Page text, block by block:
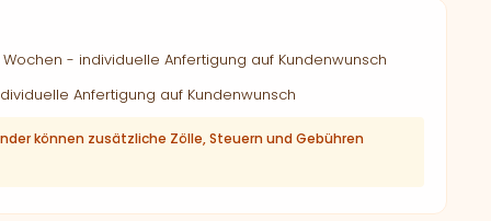
- individuelle Anfertigung auf Kundenwunsch
Anfertigung auf Kundenwunsch
können zusätzliche Zölle, Steuern und Gebühren